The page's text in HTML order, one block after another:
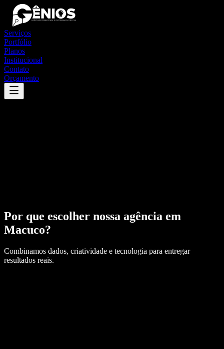
Serviços
Portfólio
Planos
Institucional
Contato
Orçamento
Por que escolher nossa agência em
Macuco?
Combinamos dados, criatividade e tecnologia para entregar
resultados reais.